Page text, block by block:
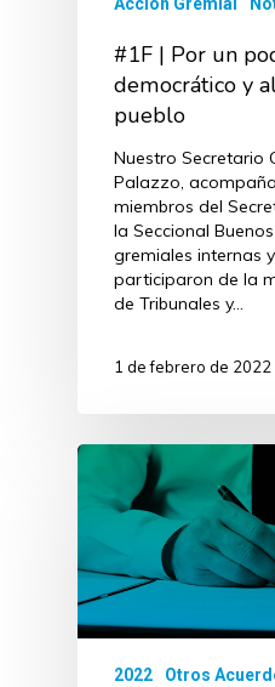
Acción Gremial
#1F | Por un
democrático y
pueblo
Nuestro Secretario
Palazzo,
miembros del
la Seccional
gremiales internas
participaron de la
de Tribunales y…
1 de febrero de 2022
2022 Otros